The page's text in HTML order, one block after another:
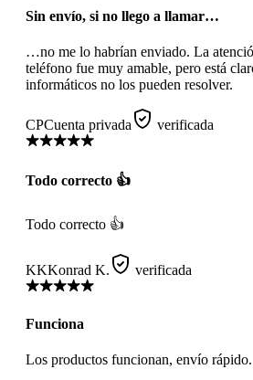
Sin envío, si no llego a llamar…
…no me lo habrían enviado. La
teléfono fue muy amable, pero está
informáticos no los pueden resolver.
CPCuenta privada verificada
Todo correcto 👍
Todo correcto 👍
KKKonrad K. verificada
Funciona
Los productos funcionan, envío rápido.